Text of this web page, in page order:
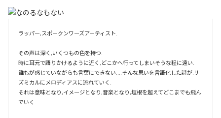
ラッパー,スポークンワーズアーティスト.
その声は深く,いくつもの色を持つ.
時に耳元で語りかけるように近く,どこかへ行ってしまいそうな程に遠い.
誰もが感じていながらも言葉にできない....そんな思いを言語化した詩が,リ
ズミカルにメロディアスに流れていく.
それは意味となり,イメージとなり,音楽となり,垣根を超えてどこまでも飛ん
でいく.